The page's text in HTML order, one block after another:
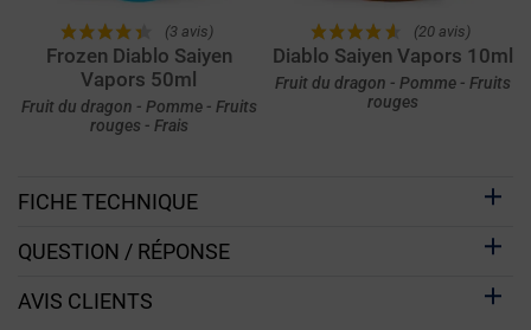
(3 avis)
Frozen Diablo Saiyen
Vapors 50ml
Fruit du dragon - Pomme - Fruits
rouges - Frais
(20 avis)
Diablo Saiyen Vapors 10ml
Fruit du dragon - Pomme - Fruits
rouges
FICHE TECHNIQUE
QUESTION / RÉPONSE
AVIS CLIENTS